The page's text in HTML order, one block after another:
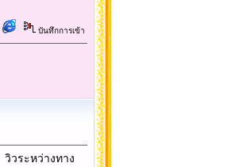
บันทึกการเข้า
วระหว่างทาง